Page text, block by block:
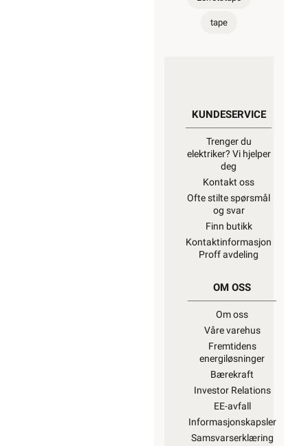
tape
KUNDESERVICE
Trenger du
elektriker? Vi hjelper
deg
Kontakt oss
Ofte stilte spørsmål
og svar
Finn butikk
Kontaktinformasjon
Proff avdeling
OM OSS
Om oss
Våre varehus
Fremtidens
energiløsninger
Bærekraft
Investor Relations
EE-avfall
Informasjonskapsler
Samsvarserklæring